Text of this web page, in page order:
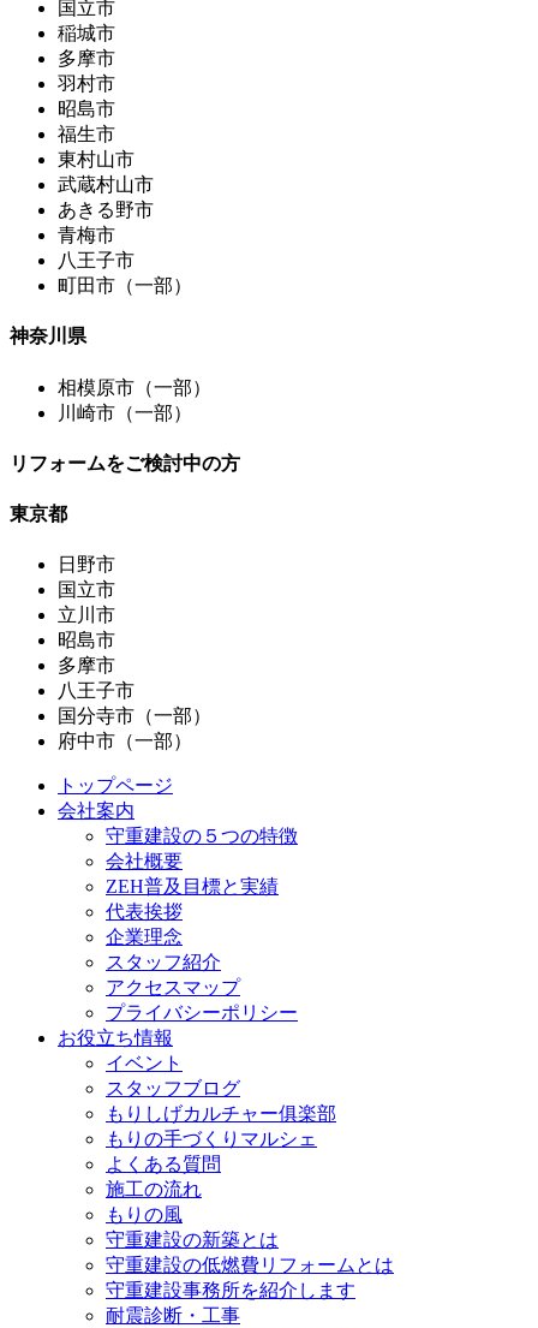
国立市
稲城市
多摩市
羽村市
昭島市
福生市
東村山市
武蔵村山市
あきる野市
青梅市
八王子市
町田市（一部）
神奈川県
相模原市（一部）
川崎市（一部）
リフォームをご検討中の方
東京都
日野市
国立市
立川市
昭島市
多摩市
八王子市
国分寺市（一部）
府中市（一部）
トップページ
会社案内
守重建設の５つの特徴
会社概要
ZEH普及目標と実績
代表挨拶
企業理念
スタッフ紹介
アクセスマップ
プライバシーポリシー
お役立ち情報
イベント
スタッフブログ
もりしげカルチャー俱楽部
もりの手づくりマルシェ
よくある質問
施工の流れ
もりの風
守重建設の新築とは
守重建設の低燃費リフォームとは
守重建設事務所を紹介します
耐震診断・工事